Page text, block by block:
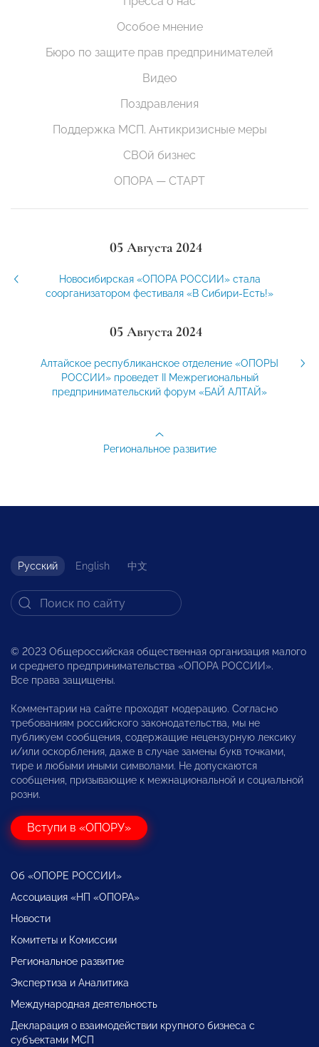
Особое мнение
Бюро по защите прав предпринимателей
Видео
Поздравления
Поддержка МСП. Антикризисные меры
СВОй бизнес
ОПОРА — СТАРТ
05 Августа 2024
Новосибирская «ОПОРА РОССИИ» стала
соорганизатором фестиваля «В Сибири-Есть!»
05 Августа 2024
Алтайское республиканское отделение «ОПОРЫ
РОССИИ» проведет II Межрегиональный
предпринимательский форум «БАЙ АЛТАЙ»
Региональное развитие
Русский English 中文
© 2023 Общероссийская общественная организация малого
и среднего предпринимательства «ОПОРА РОССИИ».
Все права защищены.
Комментарии на сайте проходят модерацию. Согласно
требованиям российского законодательства, мы не
публикуем сообщения, содержащие нецензурную лексику
и/или оскорбления, даже в случае замены букв точками,
тире и любыми иными символами. Не допускаются
сообщения, призывающие к межнациональной и социальной
розни.
Вступи в «ОПОРУ»
Об «ОПОРЕ РОССИИ»
Ассоциация «НП «ОПОРА»
Новости
Комитеты и Комиссии
Региональное развитие
Экспертиза и Аналитика
Международная деятельность
Декларация о взаимодействии крупного бизнеса с
субъектами МСП